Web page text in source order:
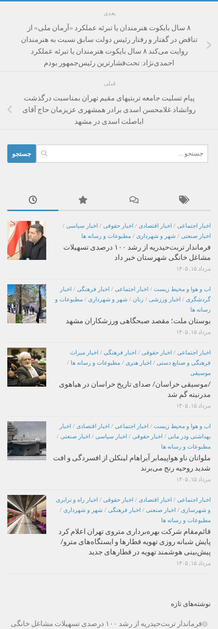
بعدی
۸ سال بایکوت هنرمندان یا تبرئه عملکرد «آرمان ملی» از
تناقض‌ در گفتار و رفتار رئیس دولت‌ سابق نسبت ‌به هنرمندان
روایت می‌کند ۸ سال بایکوت هنرمندان یا تبرئه عملکرد
احمدی‌نژاد: تحت‌فشارترین رئیس‌جمهور بودم
قبلی
پیام تسلیت جامعه تربتیهای مقیم تهران بمناسبت درگذشت
روانشاد غلامحسن اسدی برادر همشهری عزیزمان حاج آقای
اباصلت اسدی در مشهد
برای:
اخبار اجتماعی / اخبار اقتصادی / اخبار حقوقی / اخبار سیاسی /
اخبار صنعتی / شهر و شهرداری / مطبوعات و رسانه ها
فرماندار تربت‌حیدریه از رشد ۱۰۰ درصدی تسهیلات
مشاغل خانگی شهرستان خبر داد
مرداد ۱۵, ۱۴۰۵
اب و هوا و محیط زیست / اخبار اجتماعی / اخبار فرهنگی / اخبار
گردشگری / اخبار ورزشی / زنان / شهر و شهرداری / مطبوعات و
رسانه ها
بوستان ملت؛ مقصد صبحگاهی ورزشکاران مشهد
مرداد ۱۵, ۱۴۰۵
اخبار اجتماعی / اخبار حقوقی / اخبار فرهنگی / اخبار میراث
فرهنگی و صنایع دستی / اخبار هنری / مطبوعات و رسانه ها /
موسیقی
/موسیقی خراسان/ صدای تاریخ خراسان در هیاهوی
مدرنیته گم شد
مرداد ۱۵, ۱۴۰۵
اب و هوا و محیط زیست / اخبار اجتماعی / اخبار اقتصادی / اخبار
بهداشتی ودر مانی / اخبار حقوقی / اخبار سیاسی / اخبار صنعتی /
مطبوعات و رسانه ها
ملوانان ناو هواپیمابر آبراهام لینکلن از افسردگی و افت
شدید روحیه رنج می‌برند
مرداد ۱۵, ۱۴۰۵
اخبار اجتماعی / اخبار اقتصادی / اخبار حقوقی / اخبار راه و ترابری
و شهرسازی / اخبار صنعتی / اخبار فرهنگی / شهر و شهرداری /
مطبوعات و رسانه ها
قائم‌مقام شرکت بهره‌برداری متروی تهران اعلام کرد
پایش شبانه روزی تهویه قطارها و ایستگاه‌های مترو/
پیش‌بینی هوشمند تهویه در قطارهای جدید
مرداد ۱۵, ۱۴۰۵
نوشته‌های تازه
فرماندار تربت‌حیدریه از رشد ۱۰۰ درصدی تسهیلات مشاغل خانگی